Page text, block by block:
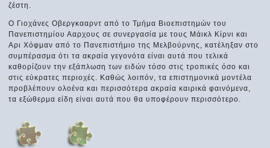
ζέστη.
Ο Γιοχάνες Οβεργκααρντ από το Τμήμα Βιοεπιστημών του
Πανεπιστημίου Ααρχους σε συνεργασία με τους Μάικλ Κίρνι και
Αρι Χόφμαν από το Πανεπιστήμιο της Μελβούρνης, κατέληξαν στο
συμπέρασμα ότι τα ακραία γεγονότα είναι αυτά που τελικά
καθορίζουν την εξάπλωση των ειδών τόσο στις τροπικές όσο και
στις εύκρατες περιοχές. Καθώς λοιπόν, τα επιστημονικά μοντέλα
προβλέπουν ολοένα και περισσότερα ακραία καιρικά φαινόμενα,
τα εξώθερμα είδη είναι αυτά που θα υποφέρουν περισσότερο.